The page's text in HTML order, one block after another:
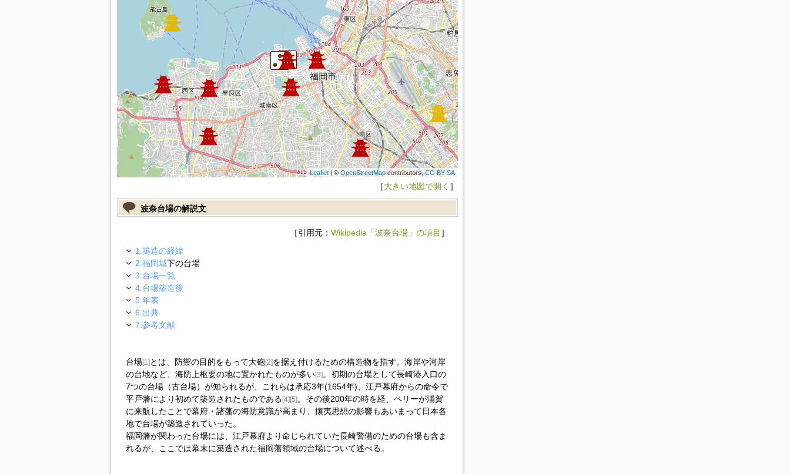
Leaflet| © OpenStreetMapcontributors,CC-BY-SA
［大きい地図で開く ］
波奈台場の解説文
［引用元： Wikipedia「波奈台場」の項目 ］
1.築造の経緯
2. 福岡城下の台場
3.台場一覧
4.台場築造後
5.年表
6.出典
7.参考文献
台場[1]とは、防禦の目的をもって大砲[2]を据え付けるための構造物を指す。海岸や河岸
の台地など、海防上枢要の地に置かれたものが多い[3]。初期の台場として長崎港入口の
7つの台場（古台場）が知られるが、これらは承応3年(1654年)、江戸幕府からの命令で
平戸藩により初めて築造されたものである [4] [5]。その後200年の時を経、ペリーが浦賀
に来航したことで幕府・諸藩の海防意識が高まり、攘夷思想の影響もあいまって日本各
地で台場が築造されていった。
福岡藩が関わった台場には、江戸幕府より命じられていた長崎警備のための台場も含ま
れるが、ここでは幕末に築造された福岡藩領域の台場について述べる。